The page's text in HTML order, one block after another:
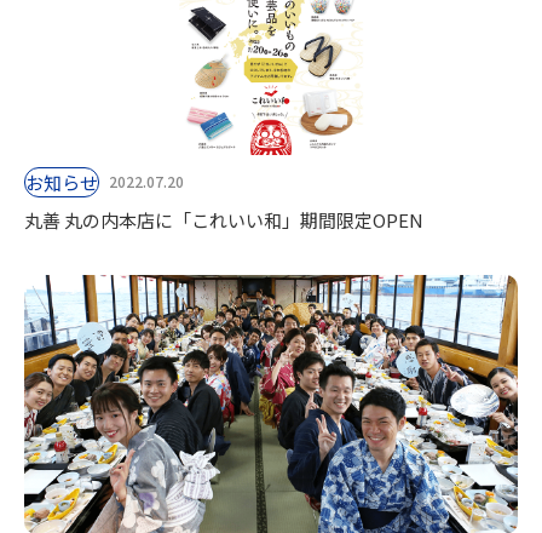
お知らせ 2022.07.20
丸善 丸の内本店に「これいい和」期間限定OPEN